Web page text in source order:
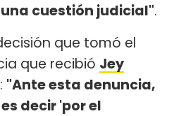
cuestión judicial".
que tomó el
que recibió Jey
"Ante esta denuncia,
decir 'por el